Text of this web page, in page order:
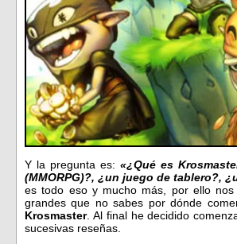
Y la pregunta es: «¿Qué es
(MMORPG)?, ¿un juego de tablero?,
es todo eso y mucho más, por ello
grandes que no sabes por dónde
Krosmaster. Al final he decidido
sucesivas reseñas.